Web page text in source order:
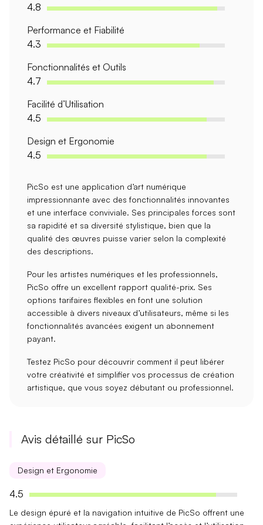
4.8
Performance et Fiabilité
4.3
Fonctionnalités et Outils
4.7
Facilité d’Utilisation
4.5
Design et Ergonomie
4.5
PicSo est une application d’art numérique
impressionnante avec desfonctionnalités innovantes
et une interface conviviale. Ses principales forces sont
sa rapidité et sa diversité stylistique, bien que la
qualité des œuvres puisse varier selon la complexité
des descriptions.
Pour les artistes numériques et les professionnels,
PicSo offre un excellent rapport qualité-prix. Ses
options tarifaires flexibles en font une solution
accessible à divers niveaux d’utilisateurs, même si les
fonctionnalités avancées exigent un abonnement
payant.
Testez PicSo pour découvrir comment il peut libérer
votre créativité et simplifier vos processus de création
artistique, que vous soyez débutant ou professionnel.
Avis détaillé sur PicSo
Design et Ergonomie
4.5
Le design épuré et la navigation intuitive de PicSo offrent une